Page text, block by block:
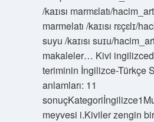
/kaɪısı marmɛlatı/
marmelatı /kaɪısı rɛçɛlɪ/
suyu /kaɪısı suɪu/
makaleler… Kivi
teriminin İngilizce-Türkçe
anlamları: 11
meyvesi i.Kiviler zengin